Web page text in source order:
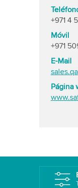
+971 4
Móvil
+971
E-Mail
Página